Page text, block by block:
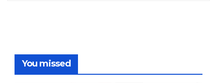
You missed